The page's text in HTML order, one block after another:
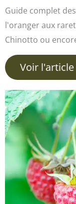
Guide complet
l'oranger aux
Chinotto ou
Voir l'article